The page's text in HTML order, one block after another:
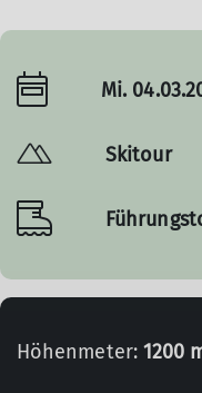
Mi.
Skitour
Höhenmeter: 1200